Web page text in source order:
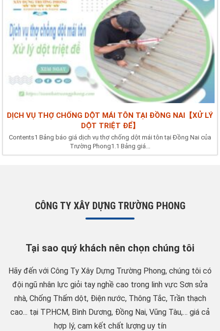
DỊCH VỤ THỢ CHỐNG DỘT MÁI TÔN TẠI ĐỒNG NAI【XỬ LÝ
DỘT TRIỆT ĐỂ】
Contents1 Bảng báo giá dịch vụ thợ chống dột mái tôn tại Đồng Nai của
Trường Phong1.1 Bảng giá...
CÔNG TY XÂY DỰNG TRƯỜNG PHONG
Tại sao quý khách nên chọn chúng tôi
Hãy đến với Công Ty Xây Dựng Trường Phong, chúng tôi có
đội ngũ nhân lực giỏi tay nghề cao trong linh vực Sơn sửa
nhà, Chống Thấm dột, Điện nước, Thông Tắc, Trần thạch
cao... tại TP.HCM, Bình Dương, Đồng Nai, Vũng Tàu,… giá cả
hợp lý, cam kết chất lượng uy tín